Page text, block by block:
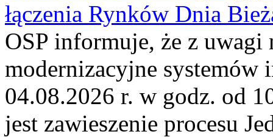
łączenia Rynków Dnia
OSP informuje, że z uwagi
modernizacyjne
04.08.2026 r. w godz. od
jest zawieszenie procesu